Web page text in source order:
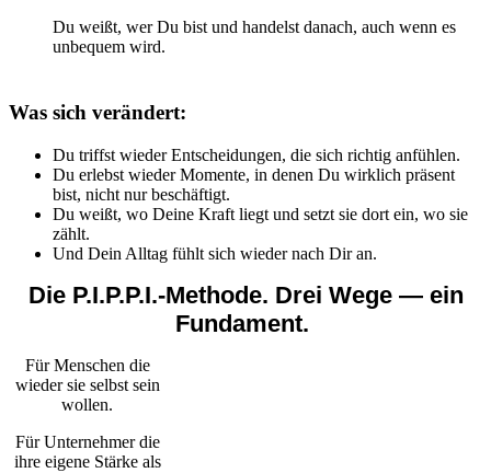
Du weißt, wer Du bist und handelst danach, auch wenn es
unbequem wird.
Was sich verändert:
Du triffst wieder Entscheidungen, die sich richtig anfühlen.
Du erlebst wieder Momente, in denen Du wirklich präsent
bist, nicht nur beschäftigt.
Du weißt, wo Deine Kraft liegt und setzt sie dort ein, wo sie
zählt.
Und Dein Alltag fühlt sich wieder nach Dir an.
Die P.I.P.P.I.-Methode. Drei Wege — ein
Fundament.
Für Menschen die
wieder sie selbst sein
wollen.
Für Unternehmer die
ihre eigene Stärke als